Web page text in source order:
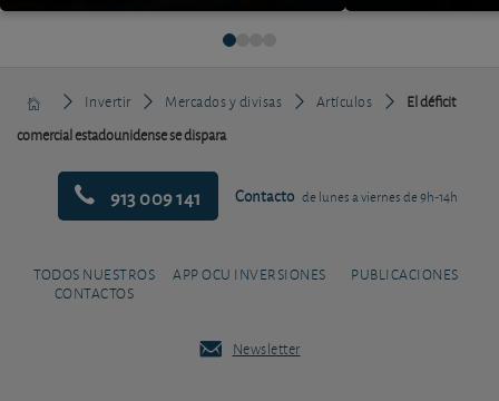
Invertir Mercados y divisas Artículos
El déficit
comercial estadounidense se dispara
913 009 141 Contacto de lunes a viernes de 9h-14h
TODOS NUESTROS
CONTACTOS
APP OCU INVERSIONES PUBLICACIONES
Newsletter